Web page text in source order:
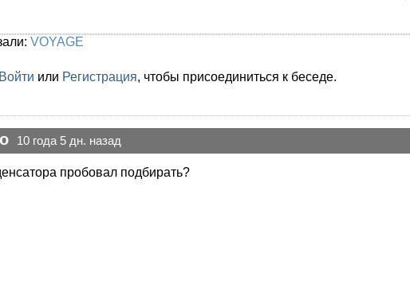
VOYAGE
Войти или Регистрация, чтобы присоединиться к беседе.
10 года 5 дн. назад
пробовал подбирать?